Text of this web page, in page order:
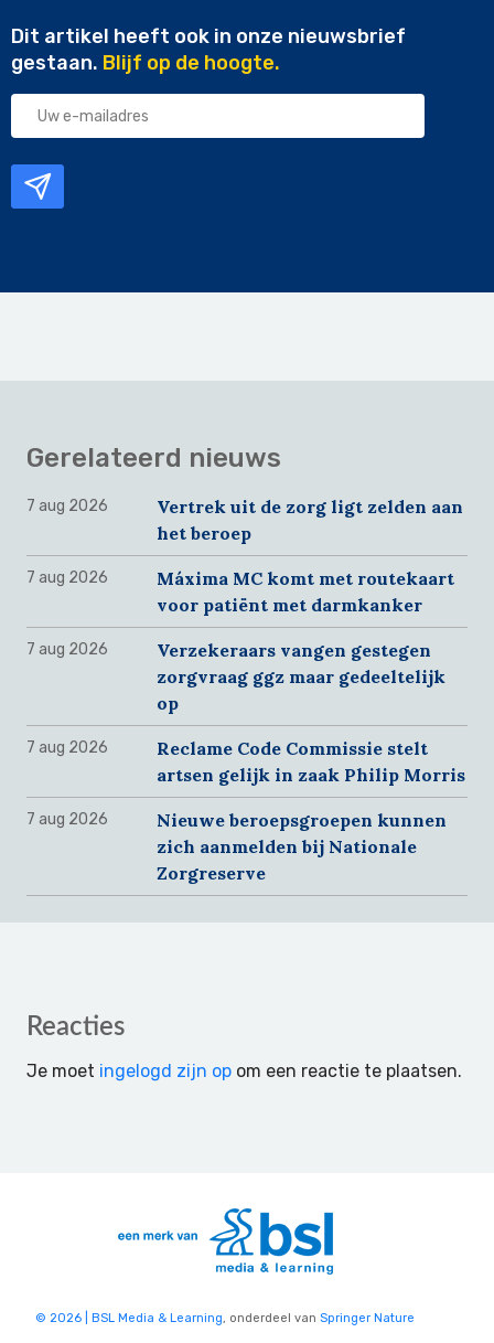
Dit artikel heeft ook in onze nieuwsbrief
gestaan. Blijf op de hoogte.
Uw
Gerelateerd nieuws
7 aug 2026
Vertrek uit de zorg ligt zelden aan
het beroep
7 aug 2026
Máxima MC komt met routekaart
voor patiënt met darmkanker
7 aug 2026
Verzekeraars vangen gestegen
zorgvraag ggz maar gedeeltelijk
op
7 aug 2026
Reclame Code Commissie stelt
artsen gelijk in zaak Philip Morris
7 aug 2026
Nieuwe beroepsgroepen kunnen
zich aanmelden bij Nationale
Zorgreserve
Reader
Reacties
Je moet ingelogd zijn op om een reactie te plaatsen.
© 2026 | BSL Media & Learning , onderdeel van Springer Nature